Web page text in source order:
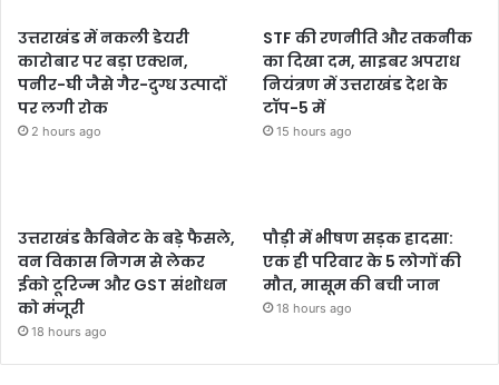
उत्तराखंड में नकली डेयरी
कारोबार पर बड़ा एक्शन,
पनीर-घी जैसे गैर-दुग्ध उत्पादों
पर लगी रोक
2 hours ago
STF की रणनीति और तकनीक
का दिखा दम, साइबर अपराध
नियंत्रण में उत्तराखंड देश के
टॉप-5 में
15 hours ago
उत्तराखंड कैबिनेट के बड़े फैसले,
वन विकास निगम से लेकर
ईको टूरिज्म और GST संशोधन
को मंजूरी
18 hours ago
पौड़ी में भीषण सड़क हादसा:
एक ही परिवार के 5 लोगों की
मौत, मासूम की बची जान
18 hours ago